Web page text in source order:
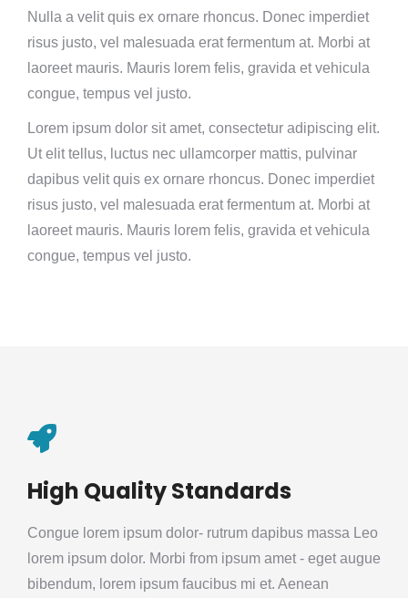
Nulla a velit quis ex ornare rhoncus. Donec imperdiet
risus justo, vel malesuada erat fermentum at. Morbi at
laoreet mauris. Mauris lorem felis, gravida et vehicula
congue, tempus vel justo.
Lorem ipsum dolor sit amet, consectetur adipiscing elit.
Ut elit tellus, luctus nec ullamcorper mattis, pulvinar
dapibus velit quis ex ornare rhoncus. Donec imperdiet
risus justo, vel malesuada erat fermentum at. Morbi at
laoreet mauris. Mauris lorem felis, gravida et vehicula
congue, tempus vel justo.
High Quality Standards
Congue lorem ipsum dolor- rutrum dapibus massa Leo
lorem ipsum dolor. Morbi from ipsum amet - eget augue
bibendum, lorem ipsum faucibus mi et. Aenean